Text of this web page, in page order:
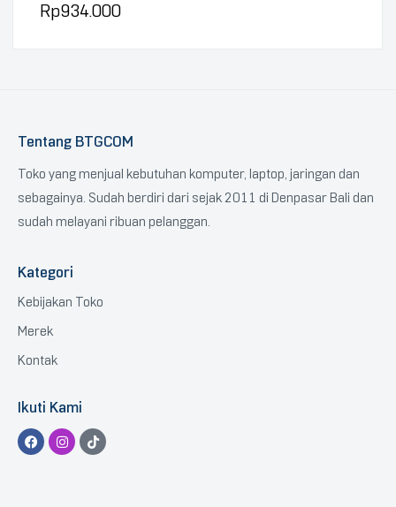
Rp934.000
Tentang BTGCOM
Toko yang menjual kebutuhan komputer, laptop, jaringan dan
sebagainya. Sudah berdiri dari sejak 2011 di Denpasar Bali dan
sudah melayani ribuan pelanggan.
Kategori
Kebijakan Toko
Merek
Kontak
Ikuti Kami